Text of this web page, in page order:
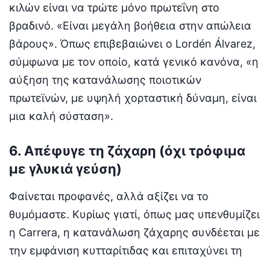
κιλών είναι να τρώτε μόνο πρωτεΐνη στο
βραδινό. «Είναι μεγάλη βοήθεια στην απώλεια
βάρους». Όπως επιβεβαιώνει ο Lordén Álvarez,
σύμφωνα με τον οποίο, κατά γενικό κανόνα, «η
αύξηση της κατανάλωσης ποιοτικών
πρωτεϊνών, με υψηλή χορταστική δύναμη, είναι
μια καλή σύσταση».
6. Απέφυγε τη ζάχαρη (όχι τρόφιμα
με γλυκιά γεύση)
Φαίνεται προφανές, αλλά αξίζει να το
θυμόμαστε. Κυρίως γιατί, όπως μας υπενθυμίζει
η Carrera, η κατανάλωση ζάχαρης συνδέεται με
την εμφάνιση κυτταρίτιδας και επιταχύνει τη